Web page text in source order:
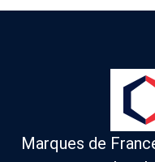
Marques de